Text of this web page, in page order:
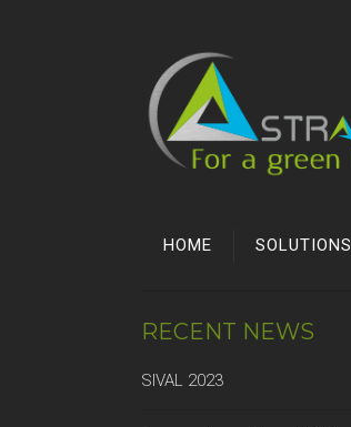
HOME SOLUTIONS
RECENT NEWS
SIVAL 2023